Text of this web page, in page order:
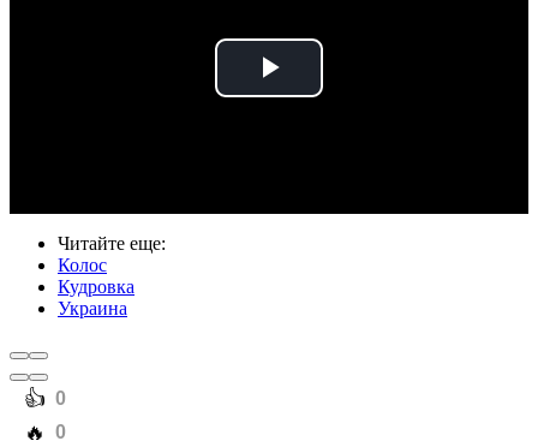
Play
Читайте еще:
Колос
Кудровка
Украина
️👍 0
️🔥 0